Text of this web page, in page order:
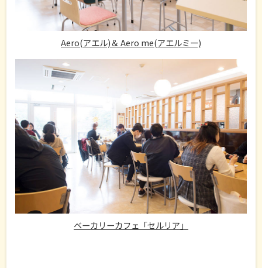
Aero(アエル)＆ Aero me(アエルミー)
ベーカリーカフェ「セルリア」